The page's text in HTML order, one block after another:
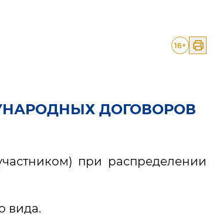
16+
ДОГОВОРОВ
при распределении
вида.